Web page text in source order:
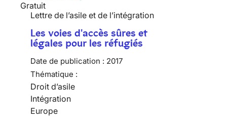
Gratuit
Lettre de l’asile et de l’intégration
Les voies d'accès sûres et
légales pour les réfugiés
Date de publication : 2017
Thématique :
Droit d’asile
Intégration
Europe